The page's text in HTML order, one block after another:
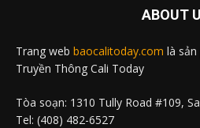
ABOUT
Trang web baocalitoday.com là
Truyền Thông Cali Today
Tòa soạn: 1310 Tully Road #109,
Tel: (408) 482-6527